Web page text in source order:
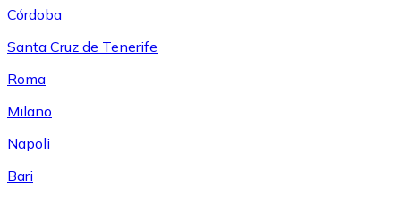
Córdoba
Santa Cruz de Tenerife
Roma
Milano
Napoli
Bari